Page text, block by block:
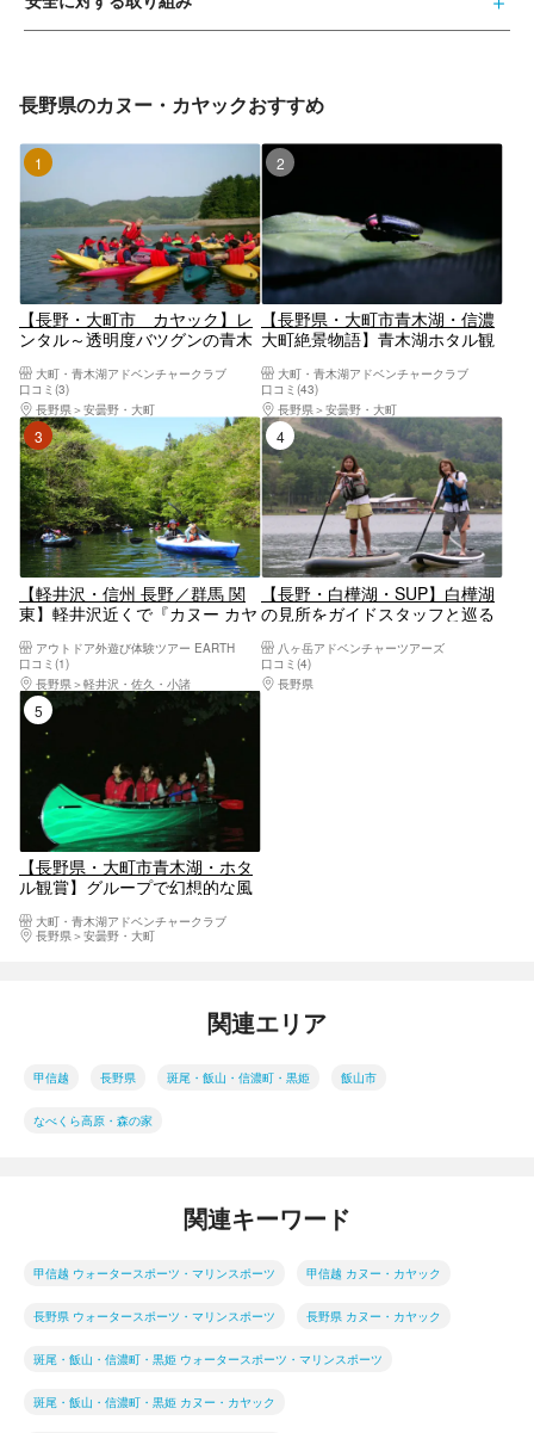
長野県のカヌー・カヤックおすすめ
【長野・大町市 カヤック】レ
ンタル～透明度バツグンの青木
う (1時間～）
大町・青木湖アドベンチャークラブ
口コミ(3)
長野県
安曇野・大町
【長野県・大町市青木湖・信濃
大町絶景物語】青木湖ホタル観
大町・青木湖アドベンチャークラブ
口コミ(43)
長野県
安曇野・大町
3位
【軽井沢・信州 長野／群馬 関
東】軽井沢近くで『カヌー カヤ
春は花見・新緑、夏は水遊び、
秋は紅葉☆ アウトドア外遊び
自然体験 ◎こども、ファミリ
ー、カップルさんに
アウトドア外遊び体験ツアー EARTH
口コミ(1)
長野県
軽井沢・佐久・小諸
4位
【長野・白樺湖・SUP】白樺湖
の見所をガイドスタッフと巡る
八ヶ岳アドベンチャーツアーズ
口コミ(4)
長野県
5位
【長野県・大町市青木湖・ホタ
ル観賞】グループで幻想的な風
貸切クルーズ
大町・青木湖アドベンチャークラブ
長野県
安曇野・大町
関連エリア
甲信越 長野県 斑尾・飯山・信濃町・黒姫 飯山市
なべくら高原・森の家
関連キーワード
甲信越 ウォータースポーツ・マリンスポーツ 甲信越 カヌー・カヤック
長野県 ウォータースポーツ・マリンスポーツ 長野県 カヌー・カヤック
斑尾・飯山・信濃町・黒姫 ウォータースポーツ・マリンスポーツ
斑尾・飯山・信濃町・黒姫 カヌー・カヤック